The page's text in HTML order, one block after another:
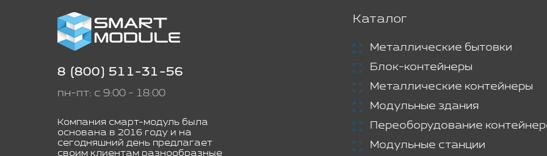
8 (800) 511-31-56
пн-пт: с 9:00 - 18:00
Компания смарт-модуль была
основана в 2016 году и на
сегодняшний день предлагает
своим клиентам разнообразные
Каталог
Металлические бытовки
Блок-контейнеры
Металлические контейнеры
Модульные здания
Переоборудование
Модульные станции